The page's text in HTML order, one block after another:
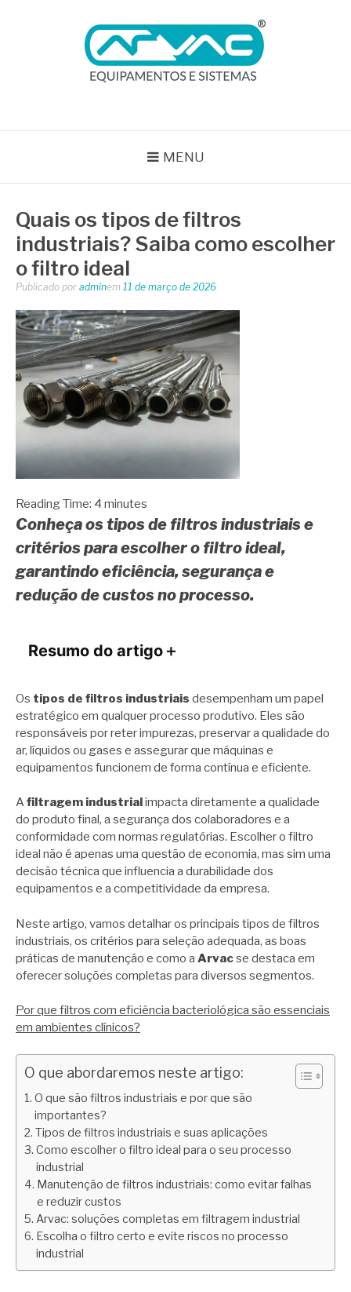
MENU
Quais os tipos de filtros
industriais? Saiba como escolher
o filtro ideal
Publicado por adminem 11 de março de 2026
Reading Time: 4 minutes
Conheça os tipos de filtros industriais e
critérios para escolher o filtro ideal,
garantindo eficiência, segurança e
redução de custos no processo.
Resumo do artigo＋
Os tipos de filtros industriais desempenham um papel
estratégico em qualquer processo produtivo. Eles são
responsáveis por reter impurezas, preservar a qualidade do
ar, líquidos ou gases e assegurar que máquinas e
equipamentos funcionem de forma contínua e eficiente.
Afiltragem industrialimpacta diretamente a qualidade
do produto final, a segurança dos colaboradores e a
conformidade com normas regulatórias. Escolher o filtro
ideal não é apenas uma questão de economia, mas sim uma
decisão técnica que influencia a durabilidade dos
equipamentos e a competitividade da empresa.
Neste artigo, vamos detalhar os principais tipos de filtros
industriais, os critérios para seleção adequada, as boas
práticas de manutenção e como a Arvacse destaca em
oferecer soluções completas para diversos segmentos.
Por que filtros com eficiência bacteriológica são essenciais
em ambientes clínicos?
O que abordaremos neste artigo:
O que são filtros industriais e por que são
importantes?
Tipos de filtros industriais e suas aplicações
Como escolher o filtro ideal para o seu processo
industrial
Manutenção de filtros industriais: como evitar falhas
e reduzir custos
Arvac: soluções completas em filtragem industrial
Escolha o filtro certo e evite riscos no processo
industrial